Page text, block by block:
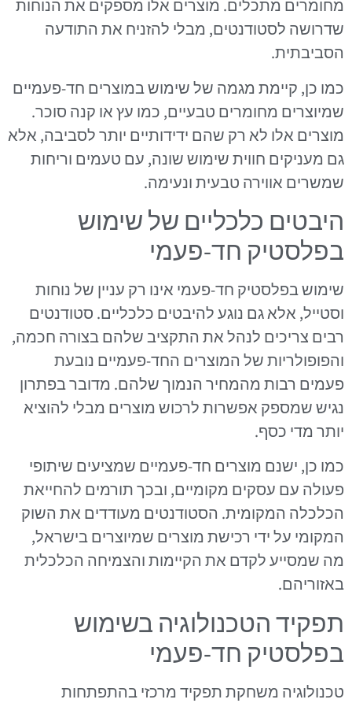
מחומרים מתכלים. מוצרים אלו מספקים את הנוחות
שדרושה לסטודנטים, מבלי להזניח את התודעה
הסביבתית.
כמו כן, קיימת מגמה של שימוש במוצרים חד-פעמיים
שמיוצרים מחומרים טבעיים, כמו עץ או קנה סוכר.
מוצרים אלו לא רק שהם ידידותיים יותר לסביבה, אלא
גם מעניקים חווית שימוש שונה, עם טעמים וריחות
שמשרים אווירה טבעית ונעימה.
היבטים כלכליים של שימוש
בפלסטיק חד-פעמי
שימוש בפלסטיק חד-פעמי אינו רק עניין של נוחות
וסטייל, אלא גם נוגע להיבטים כלכליים. סטודנטים
רבים צריכים לנהל את התקציב שלהם בצורה חכמה,
והפופולריות של המוצרים החד-פעמיים נובעת
פעמים רבות מהמחיר הנמוך שלהם. מדובר בפתרון
נגיש שמספק אפשרות לרכוש מוצרים מבלי להוציא
יותר מדי כסף.
כמו כן, ישנם מוצרים חד-פעמיים שמציעים שיתופי
פעולה עם עסקים מקומיים, ובכך תורמים להחייאת
הכלכלה המקומית. הסטודנטים מעודדים את השוק
המקומי על ידי רכישת מוצרים שמיוצרים בישראל,
מה שמסייע לקדם את הקיימות והצמיחה הכלכלית
באזוריהם.
תפקיד הטכנולוגיה בשימוש
בפלסטיק חד-פעמי
טכנולוגיה משחקת תפקיד מרכזי בהתפתחות